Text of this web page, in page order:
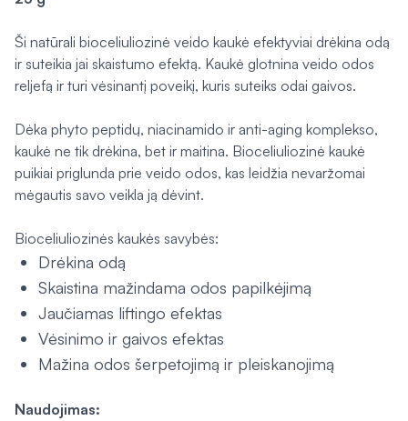
Ši natūrali bioceliuliozinė veido kaukė efektyviai drėkina odą
ir suteikia jai skaistumo efektą. Kaukė glotnina veido odos
reljefą ir turi vėsinantį poveikį, kuris suteiks odai gaivos.
Dėka phyto peptidų, niacinamido ir anti-aging komplekso,
kaukė ne tik drėkina, bet ir maitina. Bioceliuliozinė kaukė
puikiai priglunda prie veido odos, kas leidžia nevaržomai
mėgautis savo veikla ją dėvint.
Bioceliuliozinės kaukės savybės:
Drėkina odą
Skaistina mažindama odos papilkėjimą
Jaučiamas liftingo efektas
Vėsinimo ir gaivos efektas
Mažina odos šerpetojimą ir pleiskanojimą
Naudojimas: